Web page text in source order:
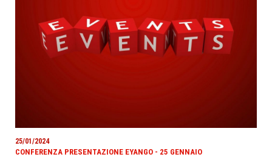
25/01/2024
CONFERENZA PRESENTAZIONE EYANGO - 25 GENNAIO